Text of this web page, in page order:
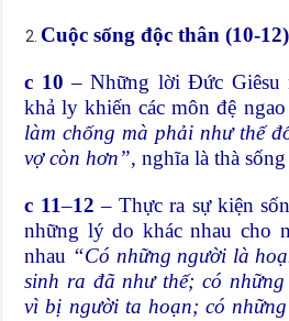
Cuộc sống độc thân (10-12)
c 10 – Những lời Đức Giêsu
khả ly khiến các môn đệ
làm chống mà phải như thế
vợ còn hơn”, nghĩa là thà
c 11–12 – Thực ra sự kiện
những lý do khác nhau cho
nhau “Có những người là
sinh ra đã như thế; có
vì bị người ta hoạn; có